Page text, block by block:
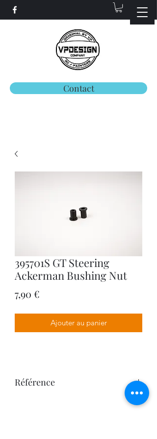
Contact
395701S GT Steering
Ackerman Bushing Nut
7,90 €
Ajouter au panier
Référence